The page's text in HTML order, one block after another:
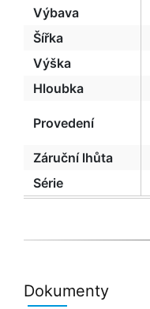
Výbava
Šířka
Výška
Hloubka
Provedení
Záruční lhůta
Série
Dokumenty